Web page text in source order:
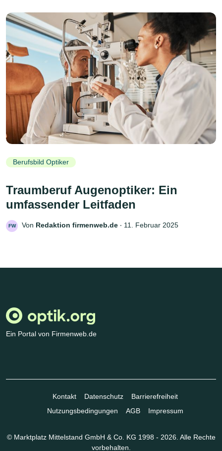
Berufsbild Optiker
Traumberuf Augenoptiker: Ein
umfassender Leitfaden
FW Von Redaktion firmenweb.de ‧ 11. Februar 2025
Ein Portal von Firmenweb.de
Kontakt Datenschutz
Barrierefreiheit
Nutzungsbedingungen
AGB Impressum
© Marktplatz Mittelstand GmbH & Co. KG 1998 - 2026. Alle Rechte
vorbehalten.